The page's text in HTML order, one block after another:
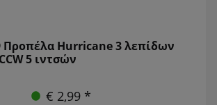
Προπέλα Hurricane 3 λεπίδων
5 ιντσών
€ 2,99 *